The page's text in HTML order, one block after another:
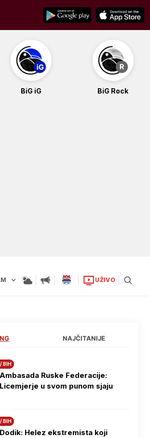
BiG iG BiG Rock
UŽIVO
NAJČITANIJE
BIH
Ambasada Ruske Federacije:
Licemjerje u svom punom sjaju
BIH
Dodik: Helez ekstremista koji